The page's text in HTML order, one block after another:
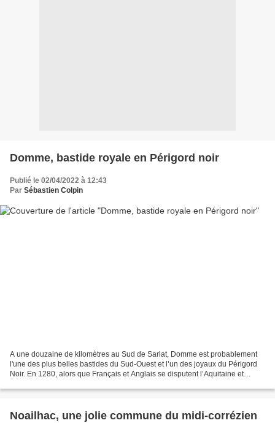
Domme, bastide royale en Périgord noir
Publié le 02/04/2022 à 12:43
Par Sébastien Colpin
A une douzaine de kilomètres au Sud de Sarlat, Domme est probablement
l'une des plus belles bastides du Sud-Ouest et l’un des joyaux du Périgord
Noir. En 1280, alors que Français et Anglais se disputent l’Aquitaine et
Noailhac, une jolie commune du midi-corrézien